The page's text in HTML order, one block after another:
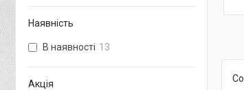
Наявність
В наявності 13
Акція